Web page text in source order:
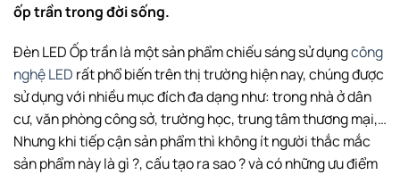
ốp trần trong đời sống.
Đèn LED Ốp trần là một sản phẩm chiếu sáng sử dụngcông
nghệ LED rất phổ biến trên thị trường hiện nay, chúng được
sử dụng với nhiều mục đích đa dạng như: trong nhà ở dân
cư, văn phòng công sở, trường học, trung tâm thương mại,…
Nhưng khi tiếp cận sản phẩm thì không ít người thắc mắc
sản phẩm này là gì ?, cấu tạo ra sao ? và có những ưu điểm